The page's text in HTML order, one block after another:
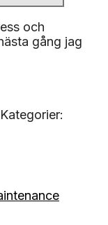
och
gång jag
Kategorier: